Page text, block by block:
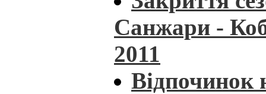
Санжари -
2011
Відпочинок